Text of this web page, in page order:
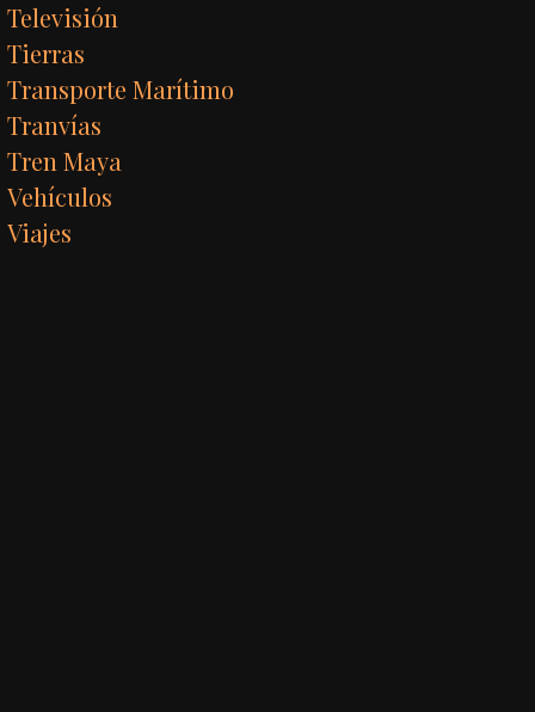
Televisión
Tierras
Transporte Marítimo
Tranvías
Tren Maya
Vehículos
Viajes